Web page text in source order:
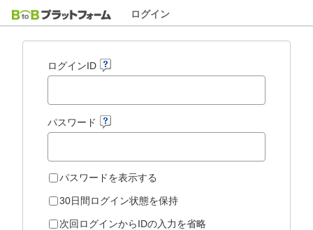
ログイン
ログインID
パスワード
パスワードを表示する
30日間ログイン状態を保持
次回ログインからIDの入力を省略